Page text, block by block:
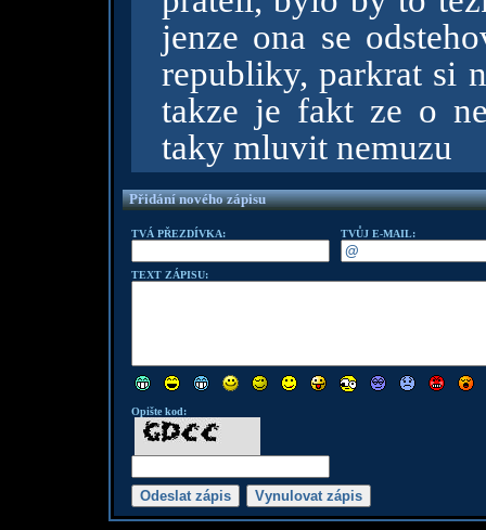
jenze ona se
republiky, parkrat si
takze je fakt ze o
taky mluvit nemuzu
Přidání nového zápisu
TVÁ PŘEZDÍVKA: TVŮJ E-MAIL:
TEXT ZÁPISU:
Opište kod: